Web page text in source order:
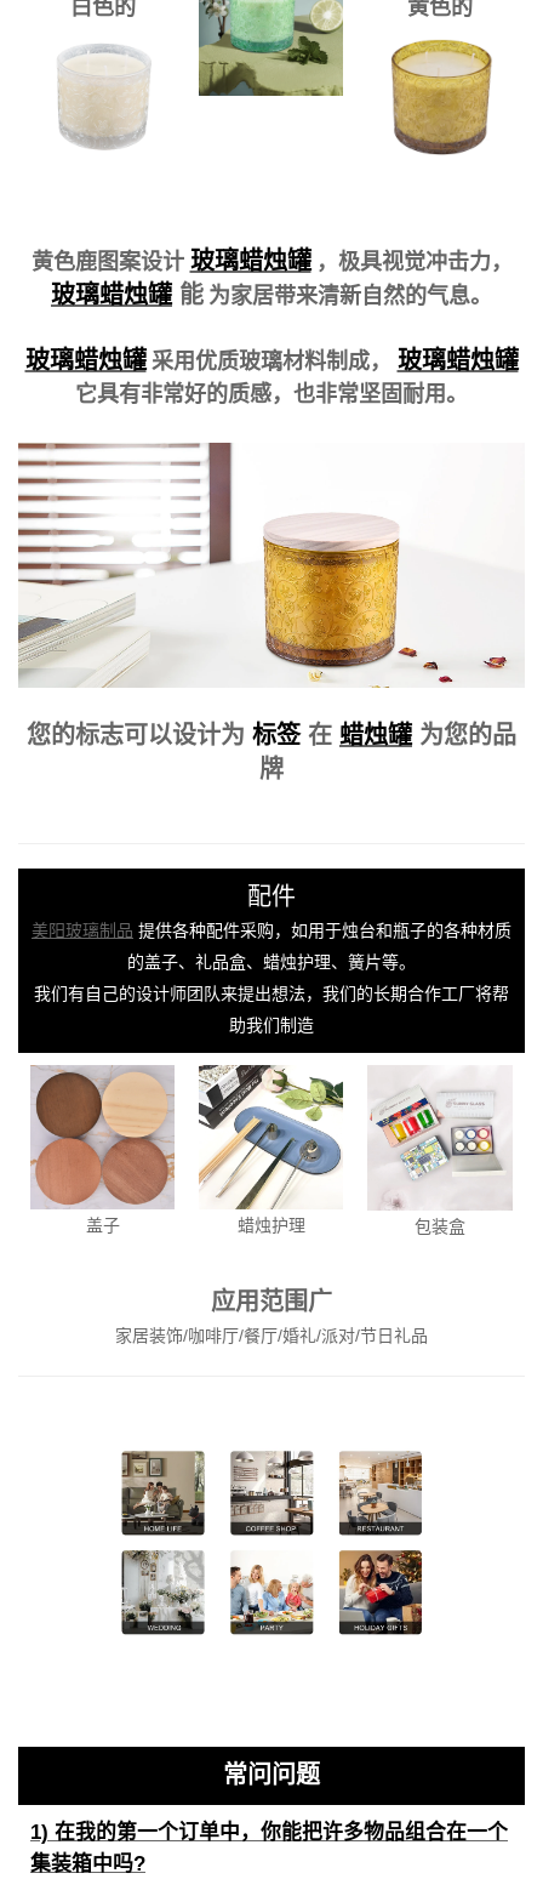
白色的 黄色的
黄色鹿图案设计 玻璃蜡烛罐 ，极具视觉冲击力，
玻璃蜡烛罐 能 为家居带来清新自然的气息。
玻璃蜡烛罐 采用优质玻璃材料制成， 玻璃蜡烛罐
它具有非常好的质感，也非常坚固耐用。
您的标志可以设计为 标签在 蜡烛罐 为您的品
牌
配件
美阳玻璃制品 提供各种配件采购，如用于烛台和瓶子的各种材质
的盖子、礼品盒、蜡烛护理、簧片等。
我们有自己的设计师团队来提出想法，我们的长期合作工厂将帮
助我们制造
盖子 蜡烛护理 包装盒
应用范围广
家居装饰/咖啡厅/餐厅/婚礼/派对/节日礼品
常问问题
1) 在我的第一个订单中，你能把许多物品组合在一个
集装箱中吗?